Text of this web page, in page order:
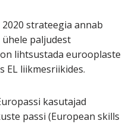
strateegia annab
paljudest
lihtsustada eurooplaste
EL liikmesriikides.
kasutajad
passi (European skills